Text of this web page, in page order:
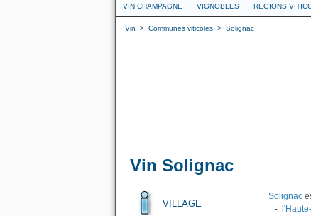
VIN CHAMPAGNE VIGNOBLES REGIONS
Vin > Communes viticoles > Solignac
Vin Solignac
VILLAGE
Solignac
- l'